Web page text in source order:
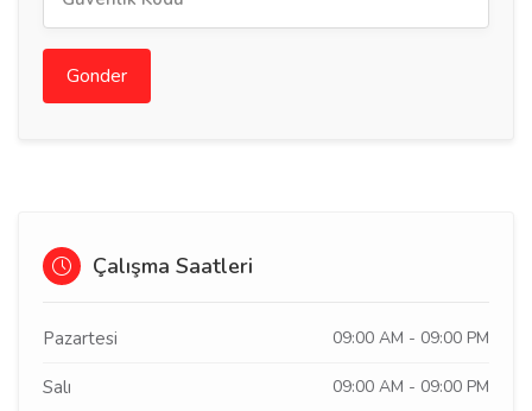
Gonder
Çalışma Saatleri
Pazartesi 09:00 AM - 09:00 PM
Salı 09:00 AM - 09:00 PM